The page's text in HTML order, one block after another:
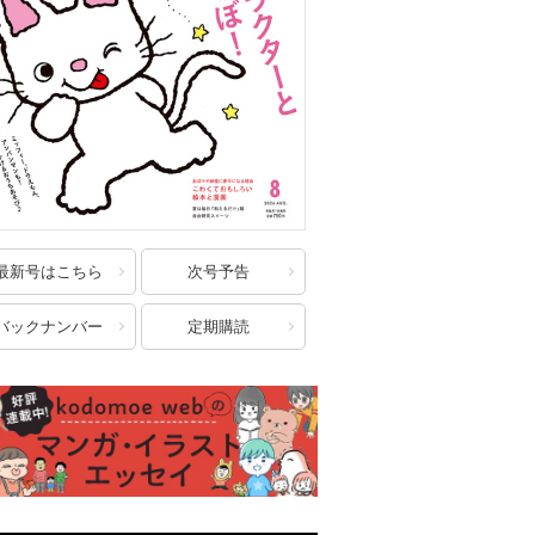
新号はこちら 次号予告
ックナンバー 定期購読